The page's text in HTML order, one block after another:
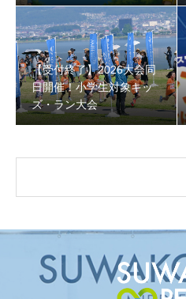
【受付終了】参加費無料! 5月
クショップ」小学４年生
から！
【受付終了】2026大会同
日開催！小学生対象キッ
ズ・ラン大会